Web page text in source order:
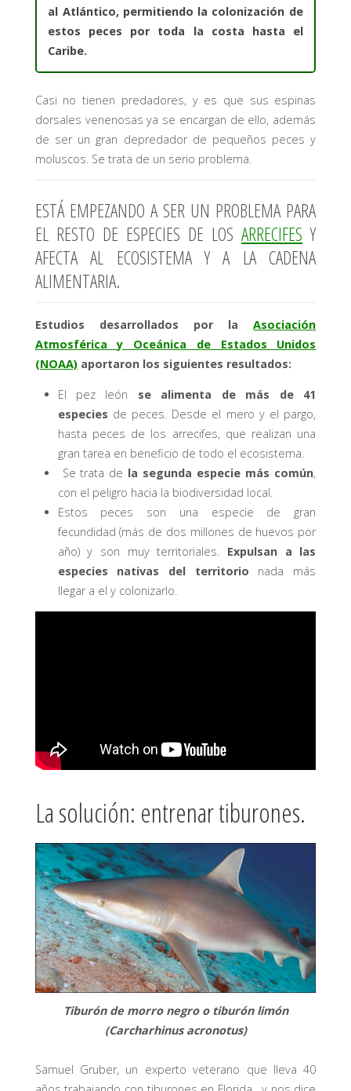
al Atlántico, permitiendo la colonización de
estos peces por toda la costa hasta el
Caribe.
Casi no tienen predadores, y es que sus espinas
dorsales venenosas ya se encargan de ello, además
de ser un gran depredador de pequeños peces y
moluscos. Se trata de un serio problema.
ESTÁ EMPEZANDO A SER UN PROBLEMA PARA
EL RESTO DE ESPECIES DE LOSARRECIFES Y
AFECTA AL ECOSISTEMA Y A LA CADENA
ALIMENTARIA.
Estudios desarrollados por laAsociación
Atmosférica y Oceánica de Estados Unidos
(NOAA)aportaron los siguientes resultados:
El pez león se alimenta de más de 41
especies de peces. Desde el mero y el pargo,
hasta peces de los arrecifes, que realizan una
gran tarea en beneficio de todo el ecosistema.
Se trata de la segunda especie más común,
con el peligro hacia la biodiversidad local.
Estos peces son una especie de gran
fecundidad (más de dos millones de huevos por
año) y son muy territoriales. Expulsan a las
especies nativas del territorio nada más
llegar a el y colonizarlo.
La solución: entrenar tiburones.
Tiburón de morro negro o tiburón limón
(Carcharhinus acronotus)
Samuel Gruber, un experto veterano que lleva 40